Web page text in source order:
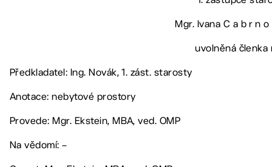
Mgr. Ivana C a b r n
uvolněná členka
Předkladatel: Ing. Novák, 1. zást. starosty
Anotace: nebytové prostory
Provede: Mgr. Ekstein, MBA, ved. OMP
Na vědomí: –